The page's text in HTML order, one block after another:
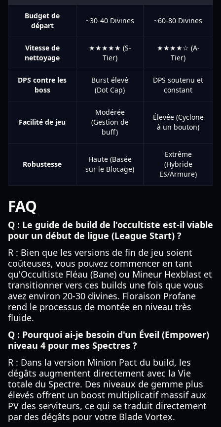
Budget de
départ
~30-40 Divines ~60-80 Divines
Vitesse de
nettoyage
★★★★★ (S-
Tier)
★★★★☆ (A-
Tier)
DPS contre les
boss
Burst élevé
(Dot Cap)
DPS soutenu et
constant
Facilité de jeu
Modérée
(Gestion de
buff)
Élevée (Cyclone
à un bouton)
Robustesse
Haute (Basée
sur le Blocage)
Extrême
(Hybride
ES/Armure)
FAQ
Q : Le guide de build de l'occultiste est-il viable
pour un début de ligue (League Start) ?
R : Bien que les versions de fin de jeu soient
coûteuses, vous pouvez commencer en tant
qu'Occultiste Fléau (Bane) ou Mineur Hexblast et
transitionner vers ces builds une fois que vous
avez environ 20-30 divines. Floraison Profane
rend le processus de montée en niveau très
fluide.
Q : Pourquoi ai-je besoin d'un Éveil (Empower)
niveau 4 pour mes Spectres ?
R : Dans la version Minion Pact du build, les
dégâts augmentent directement avec la Vie
totale du Spectre. Des niveaux de gemme plus
élevés offrent un boost multiplicatif massif aux
PV des serviteurs, ce qui se traduit directement
par des dégâts pour votre Blade Vortex.